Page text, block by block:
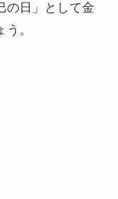
の日」として金
。